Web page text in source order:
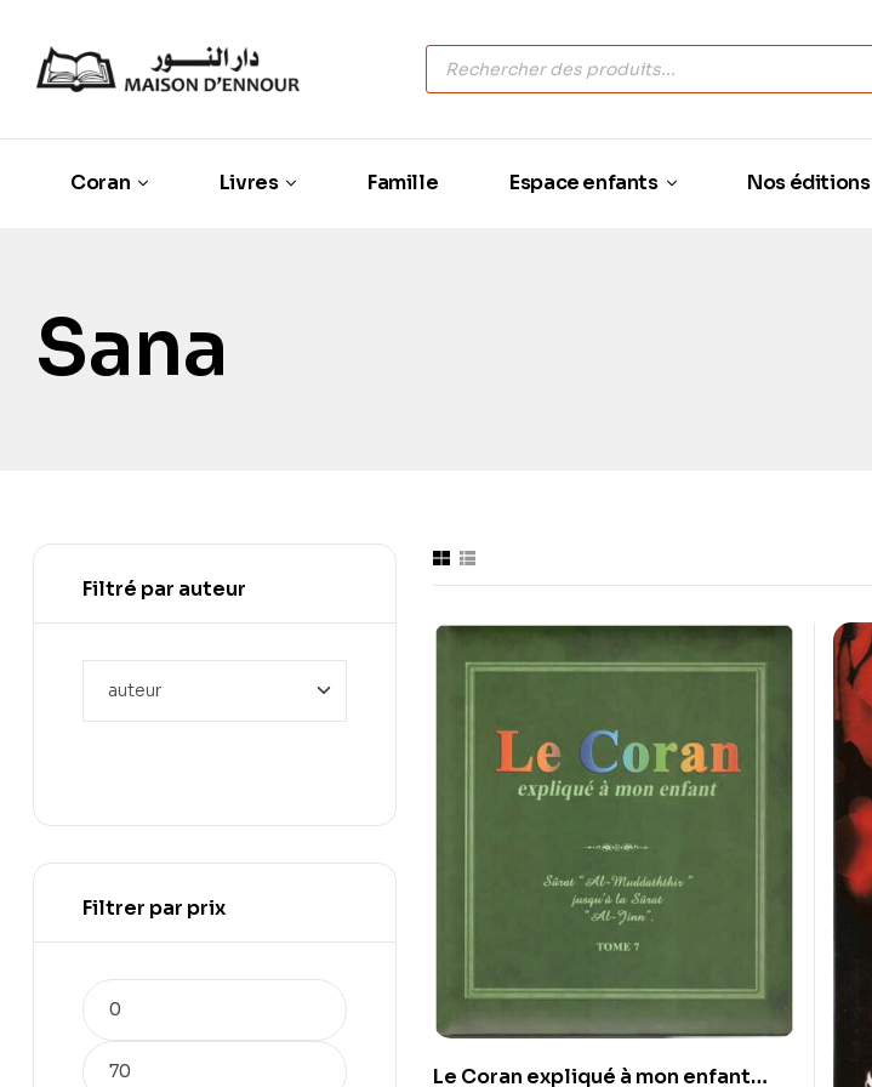
Coran Livres Famille Espace enfants Nos éditions
Sana
Le Coran expliqué à mon enfant
Filtré par auteur
Filtrer par prix